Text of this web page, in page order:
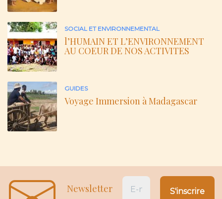
SOCIAL ET ENVIRONNEMENTAL
l’HUMAIN ET L’ENVIRONNEMENT
AU COEUR DE NOS ACTIVITES
GUIDES
Voyage Immersion à Madagascar
Newsletter